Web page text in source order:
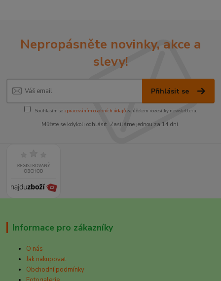
Nepropásněte novinky, akce a
slevy!
Přihlásit se
Souhlasím se zpracováním osobních údajůza účelem rozesílky newsletteru.
Můžete se kdykoli odhlásit. Zasíláme jednou za 14 dní.
Informace pro zákazníky
O nás
Jak nakupovat
Obchodní podmínky